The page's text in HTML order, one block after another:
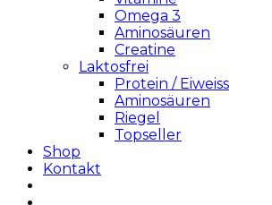
Omega 3
Aminosäuren
Creatine
Laktosfrei
Protein / Eiweiss
Aminosäuren
Riegel
Topseller
Shop
Kontakt